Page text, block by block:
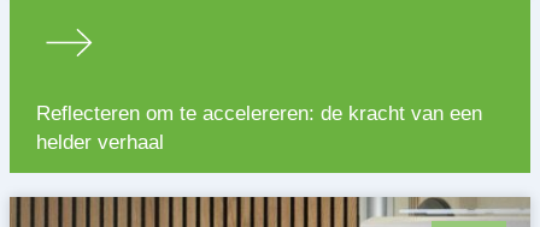
Reflecteren om te accelereren: de kracht van een
helder verhaal